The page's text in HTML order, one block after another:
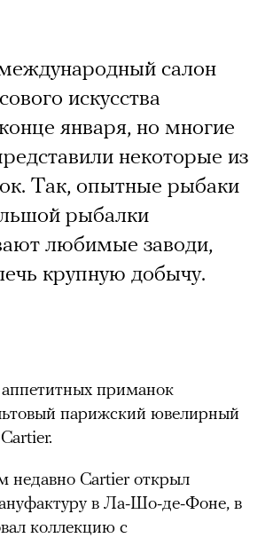
салон
искусства
января, но многие
некоторые из
Так, опытные рыбаки
рыбалки
любимые заводи,
крупную добычу.
приманок
парижский ювелирный
недавно Cartier открыл
в Ла-Шо-де-Фоне, в
коллекцию с